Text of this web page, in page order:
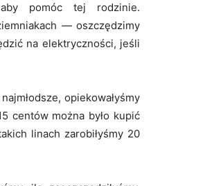
pomóc tej rodzinie.
— oszczędzimy
na elektryczności, jeśli
opiekowałyśmy
centów można było kupić
linach zarobiłyśmy 20